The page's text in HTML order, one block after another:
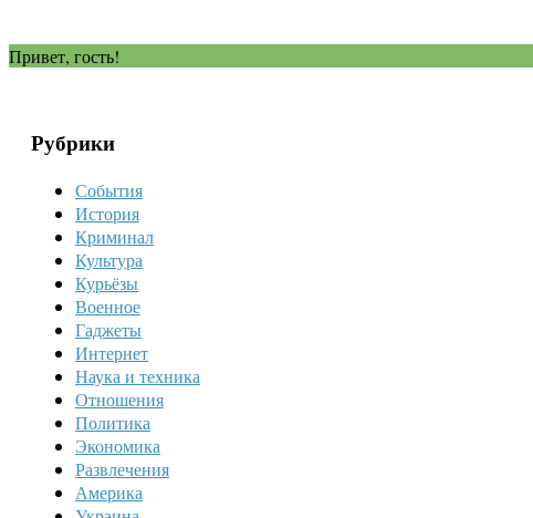
Привет, гость!
Рубрики
События
История
Криминал
Культура
Курьёзы
Военное
Гаджеты
Интернет
Наука и техника
Отношения
Политика
Экономика
Развлечения
Америка